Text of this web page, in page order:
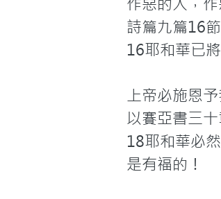
作惡的人，
詩篇九篇16節
16耶和華已
上帝必施恩
以賽亞書三
18耶和華必
是有福的！